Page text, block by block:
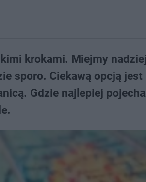
krokami. Miejmy
sporo. Ciekawą opcją
Gdzie najlepiej